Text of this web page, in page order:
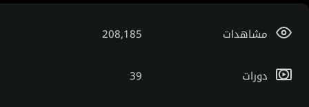
مشاهدات 208,185
دورات 39